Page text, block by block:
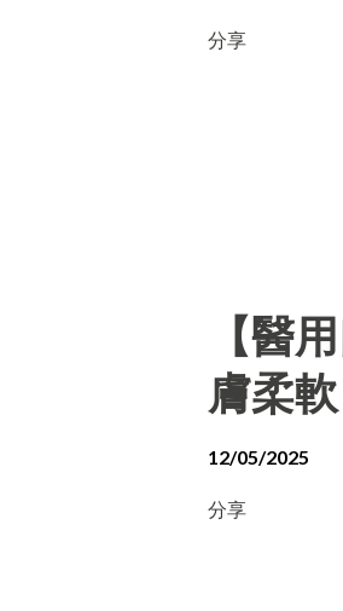
分享
【醫
膚柔
12/05/2025
分享